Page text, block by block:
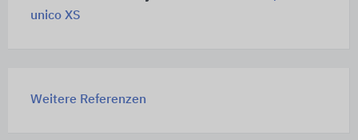
unico XS
Weitere Referenzen